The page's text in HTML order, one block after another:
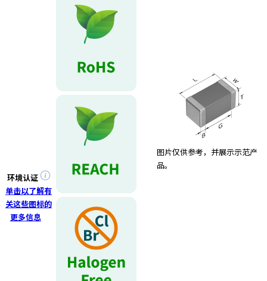
环境认证
单击以了解有
关这些图标的
更多信息
图片仅供参考，并展示示范产
品。